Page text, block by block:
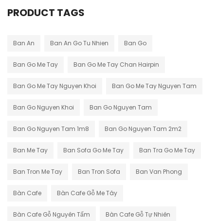
PRODUCT TAGS
Ban An Ban An Go Tu Nhien Ban Go
Ban Go Me Tay Ban Go Me Tay Chan Hairpin
Ban Go Me Tay Nguyen Khoi Ban Go Me Tay Nguyen Tam
Ban Go Nguyen Khoi Ban Go Nguyen Tam
Ban Go Nguyen Tam 1m8 Ban Go Nguyen Tam 2m2
Ban Me Tay Ban Sofa Go Me Tay Ban Tra Go Me Tay
Ban Tron Me Tay Ban Tron Sofa Ban Van Phong
Bàn Cafe Bàn Cafe Gỗ Me Tây
Bàn Cafe Gỗ Nguyên Tấm Bàn Cafe Gỗ Tự Nhiên